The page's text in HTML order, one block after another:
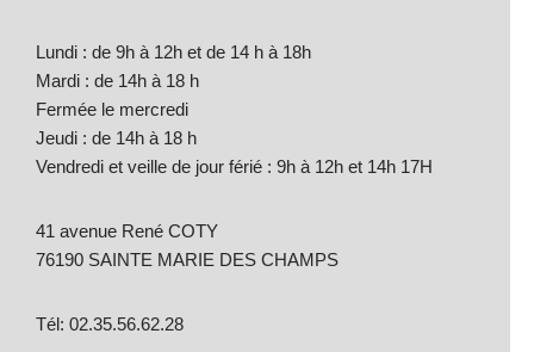
Lundi : de 9h à 12h et de 14 h à 18h
Mardi : de 14h à 18 h
Fermée le mercredi
Jeudi : de 14h à 18 h
Vendredi et veille de jour férié : 9h à 12h et 14h 17H
41 avenue René COTY
76190 SAINTE MARIE DES CHAMPS
Tél: 02.35.56.62.28